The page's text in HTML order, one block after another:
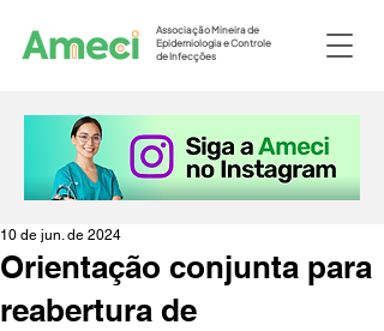
Associação Mineira de
Epidemiologia e Controle
de Infecções
Orientação conjunta para
reabertura de
10 de jun. de 2024